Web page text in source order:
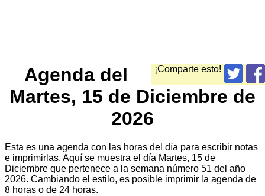
¡Comparte esto!
Agenda del
Martes, 15 de Diciembre de
2026
Esta es una agenda con las horas del día para escribir notas
e imprimirlas. Aquí se muestra el día Martes, 15 de
Diciembre que pertenece a la semana número 51 del año
2026. Cambiando el estilo, es posible imprimir la agenda de
8 horas o de 24 horas.